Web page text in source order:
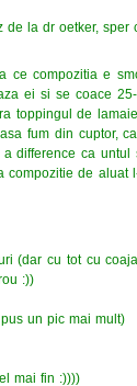
de la dr oetker, sper
ce compozitia e
ei si se coace
toppingul de
fum din cuptor,
difference ca
de aluat
(dar cu tot cu
:))
un pic mai mult)
mai fin :))))